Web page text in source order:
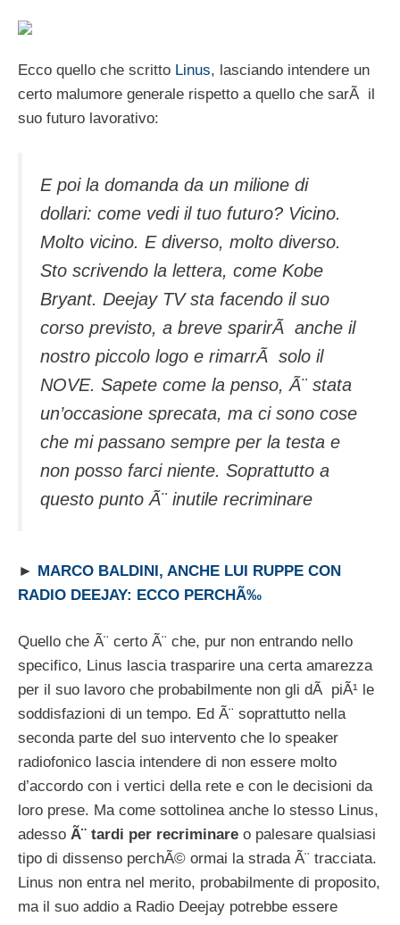
Ecco quello che scritto Linus, lasciando intendere un
certo malumore generale rispetto a quello che sarÃ il
suo futuro lavorativo:
E poi la domanda da un milione di
dollari: come vedi il tuo futuro? Vicino.
Molto vicino. E diverso, molto diverso.
Sto scrivendo la lettera, come Kobe
Bryant. Deejay TV sta facendo il suo
corso previsto, a breve sparirÃ anche il
nostro piccolo logo e rimarrÃ solo il
NOVE. Sapete come la penso, Ã¨ stata
un’occasione sprecata, ma ci sono cose
che mi passano sempre per la testa e
non posso farci niente. Soprattutto a
questo punto Ã¨ inutile recriminare
► MARCO BALDINI, ANCHE LUI RUPPE CON
RADIO DEEJAY: ECCO PERCHÃ‰
Quello che Ã¨ certo Ã¨ che, pur non entrando nello
specifico, Linus lascia trasparire una certa amarezza
per il suo lavoro che probabilmente non gli dÃ piÃ¹ le
soddisfazioni di un tempo. Ed Ã¨ soprattutto nella
seconda parte del suo intervento che lo speaker
radiofonico lascia intendere di non essere molto
d’accordo con i vertici della rete e con le decisioni da
loro prese. Ma come sottolinea anche lo stesso Linus,
adesso Ã¨ tardi per recriminare o palesare qualsiasi
tipo di dissenso perchÃ© ormai la strada Ã¨ tracciata.
Linus non entra nel merito, probabilmente di proposito,
ma il suo addio a Radio Deejay potrebbe essere